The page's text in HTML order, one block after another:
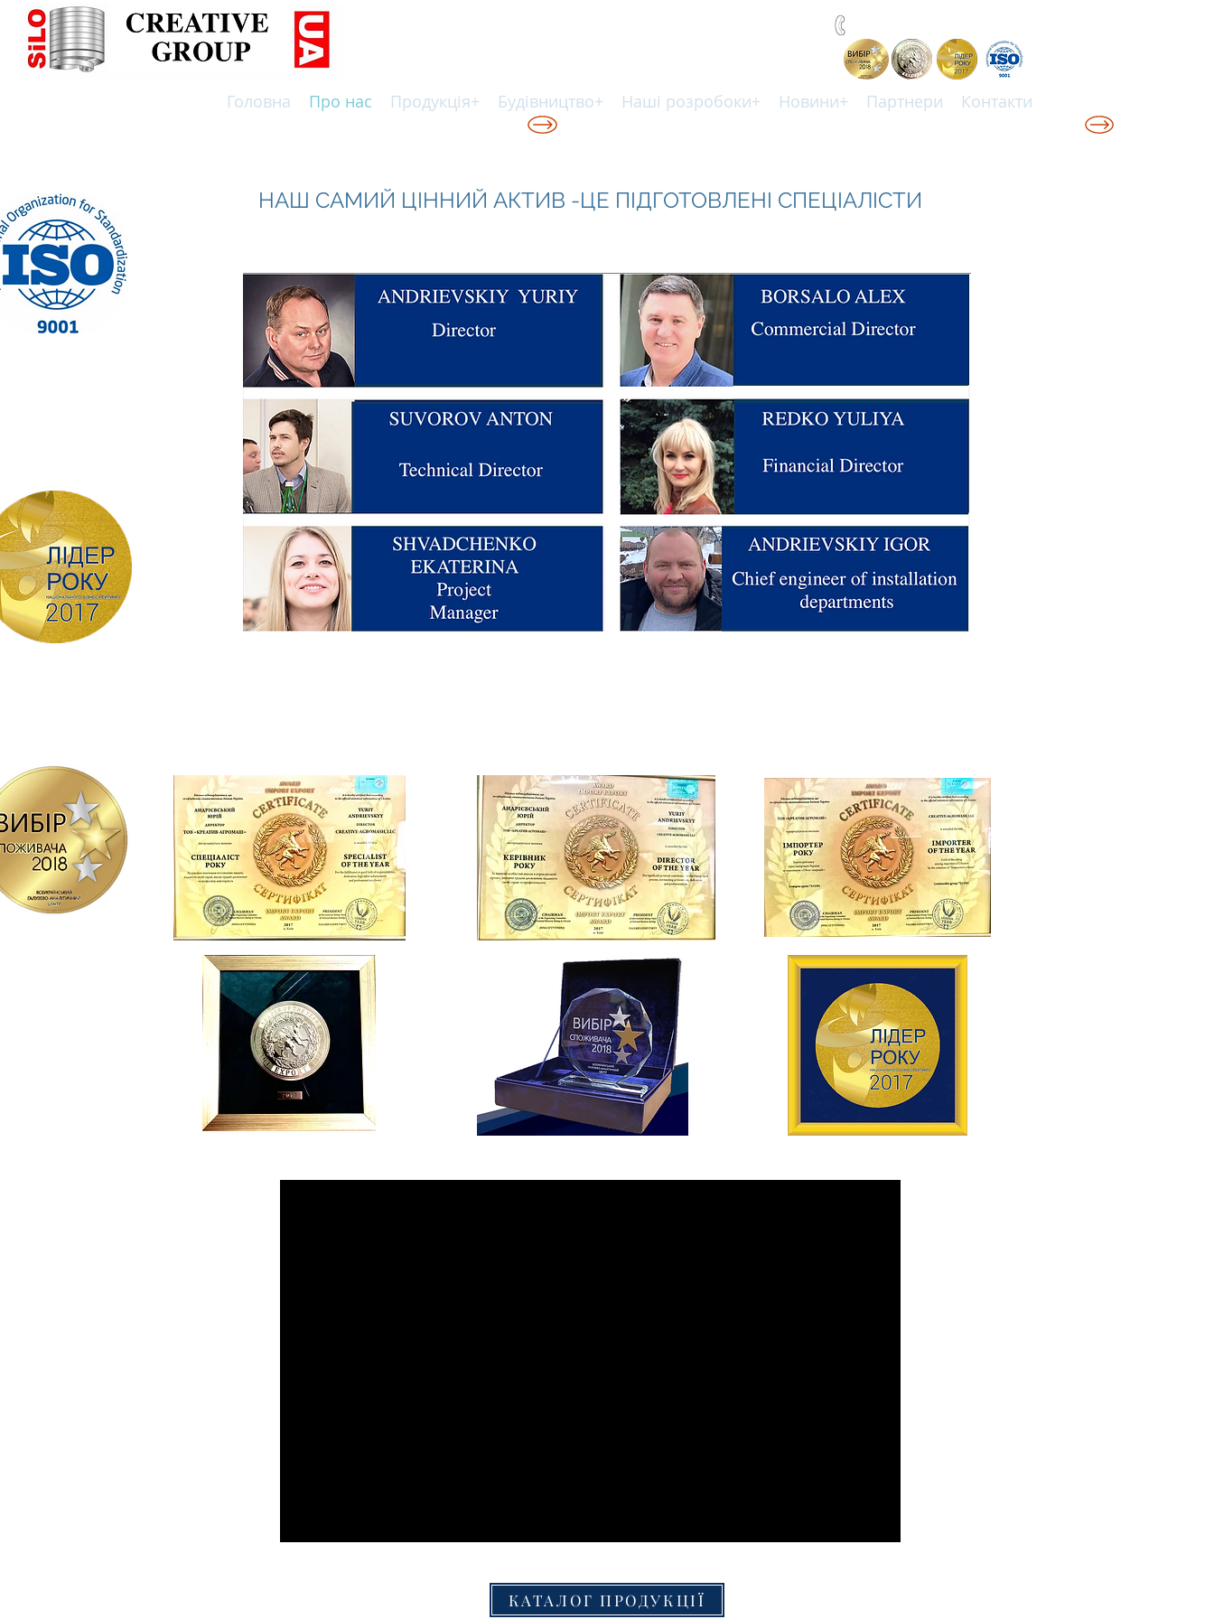
Головна Про нас Продукція+ Будівництво+ Наші розробоки+ Новини+ Партнери Контакти
НАШ САМИЙ ЦІННИЙ АКТИВ -ЦЕ ПІДГОТОВЛЕНІ СПЕЦІАЛІСТИ
КАТАЛОГ ПРОДУКЦІЇ